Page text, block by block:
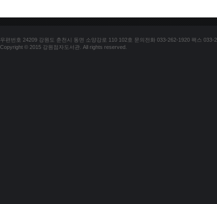
우편번호 24209 강원도 춘천시 동면 소양강로 110 102호 문의전화 033-262-1920 팩스 033-
Copyright © 2015 강원점자도서관. All rights reserved.